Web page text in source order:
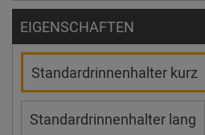
EIGENSCHAFTEN
Standardrinnenhalter kurz
Standardrinnenhalter lang